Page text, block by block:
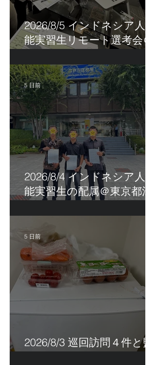
2026/8/5 インドネシア人技
能実習生リモート選考会＠
2026/8/4 インドネシア人技
能実習生の配属＠東京都江
5 日前
2026/8/3 巡回訪問４件と監
5 日前